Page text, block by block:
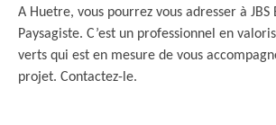
A Huetre, vous pourrez vous adresser à JBS
Paysagiste. C’est un professionnel en
verts qui est en mesure de vous
projet. Contactez-le.